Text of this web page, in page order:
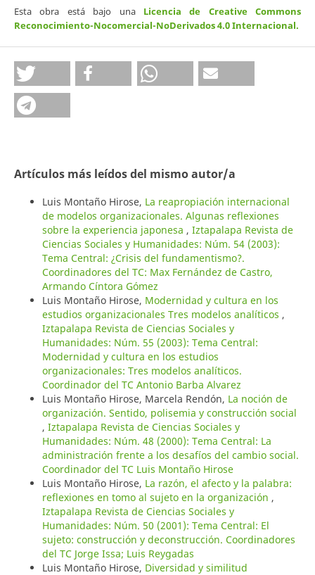
Esta obra está bajo una Licencia de Creative Commons
Reconocimiento-Nocomercial-NoDerivados 4.0 Internacional.
Artículos más leídos del mismo autor/a
Luis Montaño Hirose, La reapropiación internacional
de modelos organizacionales. Algunas reflexiones
sobre la experiencia japonesa , Iztapalapa Revista de
Ciencias Sociales y Humanidades: Núm. 54 (2003):
Tema Central: ¿Crisis del fundamentismo?.
Coordinadores del TC: Max Fernández de Castro,
Armando Cíntora Gómez
Luis Montaño Hirose, Modernidad y cultura en los
estudios organizacionales Tres modelos analíticos ,
Iztapalapa Revista de Ciencias Sociales y
Humanidades: Núm. 55 (2003): Tema Central:
Modernidad y cultura en los estudios
organizacionales: Tres modelos analíticos.
Coordinador del TC Antonio Barba Alvarez
Luis Montaño Hirose, Marcela Rendón, La noción de
organización. Sentido, polisemia y construcción social
, Iztapalapa Revista de Ciencias Sociales y
Humanidades: Núm. 48 (2000): Tema Central: La
administración frente a los desafíos del cambio social.
Coordinador del TC Luis Montaño Hirose
Luis Montaño Hirose, La razón, el afecto y la palabra:
reflexiones en tomo al sujeto en la organización ,
Iztapalapa Revista de Ciencias Sociales y
Humanidades: Núm. 50 (2001): Tema Central: El
sujeto: construcción y deconstrucción. Coordinadores
del TC Jorge Issa; Luis Reygadas
Luis Montaño Hirose, Diversidad y similitud